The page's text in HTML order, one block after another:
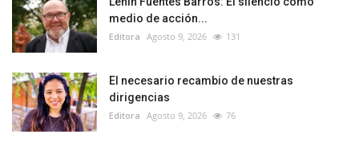
medio de acción...
Editora Agosto 9, 2026 131
El necesario recambio de nuestras
dirigencias
Editora Agosto 9, 2026 76